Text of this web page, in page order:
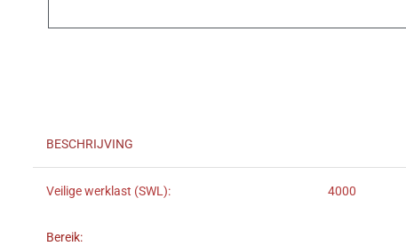
BESCHRIJVING
Veilige werklast (SWL): 4000
Bereik: